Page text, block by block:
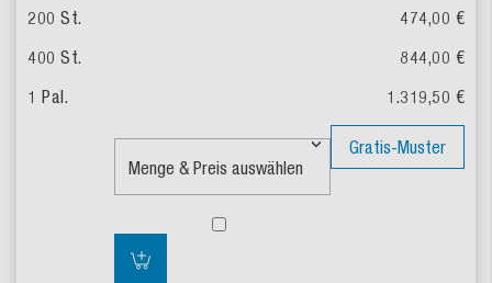
474,00 €
844,00 €
1.319,50 €
Gratis-Muster